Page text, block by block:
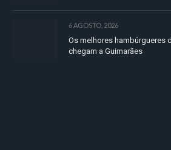
6 AGOSTO, 2026
Os melhores hambúrgueres
chegam a Guimarães